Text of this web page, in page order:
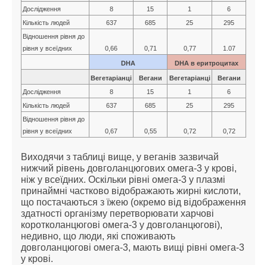
Дослідження
8 15 1
6
Кількість людей
637 685 25
295
Відношення рівня до
рівня у всеїдних
0,66 0,71 0,77 1.07
DHA DHA в еритроцитах
Вегетаріанці Вегани Вегетаріанці
Вегани
Дослідження
8 15 1
6
Кількість людей
637 685 25
295
Відношення рівня до
рівня у всеїдних
0,67 0,55 0,72 0,72
Виходячи з таблиці вище, у веганів зазвичай
нижчий рівень довголанцюгових омега-3 у крові,
ніж у всеїдних. Оскільки рівні омега-3 у плазмі
принаймні частково відображають жирні кислоти,
що постачаються з їжею (окремо від відображення
здатності організму перетворювати харчові
коротколанцюгові омега-3 у довголанцюгові),
недивно, що люди, які споживають
довголанцюгові омега-3, мають вищі рівні омега-3
у крові.